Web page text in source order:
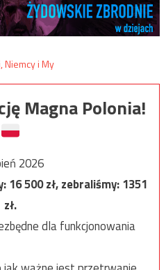
Magna Polonia!
2026
16 500zł, zebraliśmy:1351
zł.
dla funkcjonowania